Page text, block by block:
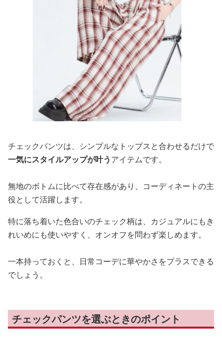
チェックパンツは、シンプルなトップスと合わせるだけで
一気にスタイルアップが叶うアイテムです。
無地のボトムに比べて存在感があり、コーディネートの主
役として活躍します。
特に落ち着いた色合いのチェック柄は、カジュアルにもき
れいめにも使いやすく、オンオフを問わず楽しめます。
一本持っておくと、日常コーデに華やかさをプラスできる
でしょう。
チェックパンツを選ぶときのポイント